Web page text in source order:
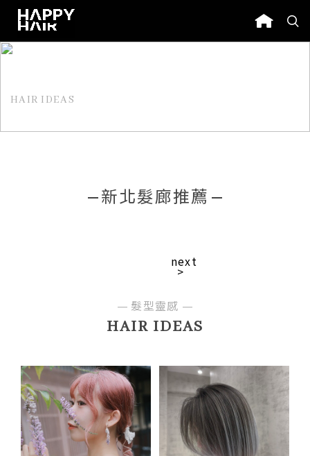
HAIR IDEAS
新北髮廊推薦
next
>
HAIR IDEAS
髮型靈感